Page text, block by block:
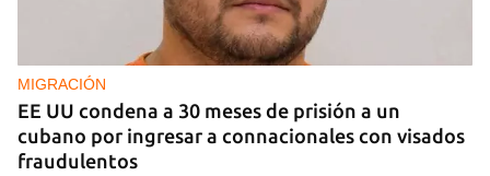
MIGRACIÓN
EE UU condena a 30 meses de prisión a un
cubano por ingresar a connacionales con visados
fraudulentos